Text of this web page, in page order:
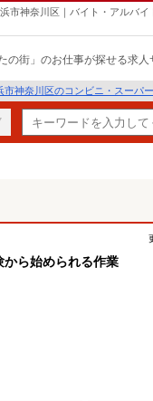
市神奈川区｜バイト・アルバイ
の街」のお仕事が探せる求人
市神奈川区のコンビニ・スーパー
から始められる作業